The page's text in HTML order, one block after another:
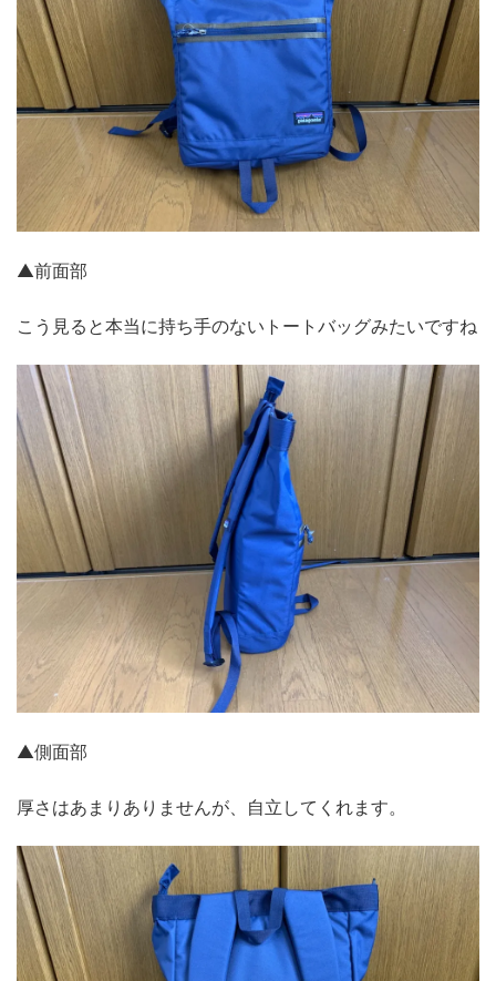
▲前面部
こう見ると本当に持ち手のないトートバッグみたいですね
▲側面部
厚さはあまりありませんが、自立してくれます。